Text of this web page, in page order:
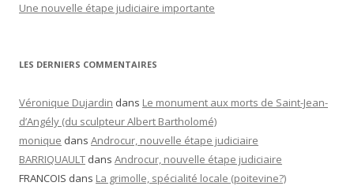
Une nouvelle étape judiciaire importante
LES DERNIERS COMMENTAIRES
Véronique Dujardin dans Le monument aux morts de Saint-Jean-
d’Angély (du sculpteur Albert Bartholomé)
monique dans Androcur, nouvelle étape judiciaire
BARRIQUAULT dans Androcur, nouvelle étape judiciaire
FRANCOIS dans La grimolle, spécialité locale (poitevine?)